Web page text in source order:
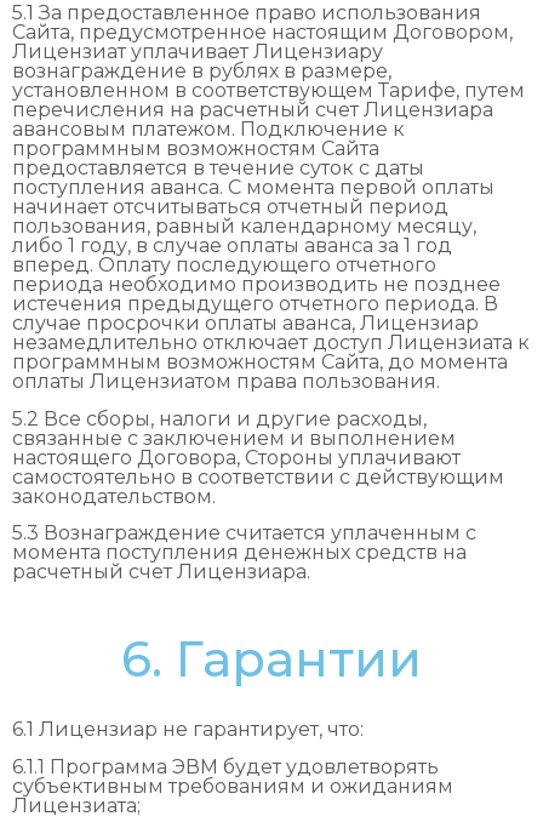
5.1 За предоставленное право использования
Сайта, предусмотренное настоящим Договором,
Лицензиат уплачивает Лицензиару
вознаграждение в рублях в размере,
установленном в соответствующем Тарифе, путем
перечисления на расчетный счет Лицензиара
авансовым платежом. Подключение к
программным возможностям Сайта
предоставляется в течение суток с даты
поступления аванса. С момента первой оплаты
начинает отсчитываться отчетный период
пользования, равный календарному месяцу,
либо 1 году, в случае оплаты аванса за 1 год
вперед. Оплату последующего отчетного
периода необходимо производить не позднее
истечения предыдущего отчетного периода. В
случае просрочки оплаты аванса, Лицензиар
незамедлительно отключает доступ Лицензиата к
программным возможностям Сайта, до момента
оплаты Лицензиатом права пользования.
5.2 Все сборы, налоги и другие расходы,
связанные с заключением и выполнением
настоящего Договора, Стороны уплачивают
самостоятельно в соответствии с действующим
законодательством.
5.3 Вознаграждение считается уплаченным с
момента поступления денежных средств на
расчетный счет Лицензиара.
6. Гарантии
6.1 Лицензиар не гарантирует, что:
6.1.1 Программа ЭВМ будет удовлетворять
субъективным требованиям и ожиданиям
Лицензиата;